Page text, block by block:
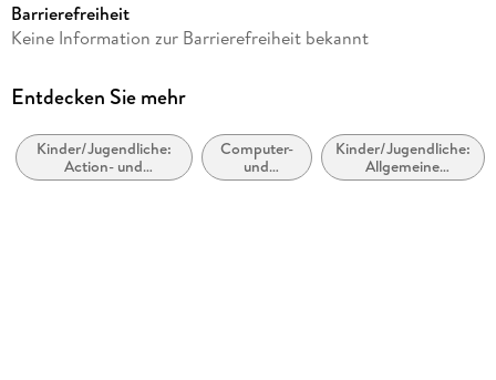
Altersempfehlung
Reihe
Autor/Autorin
Cube Kid
Barrierefreiheit
Keine Information zur Barrierefreiheit bekannt
Entdecken Sie mehr
Kinder/Jugendliche:
Action- und
Abenteuergeschichten
Computer-
und
Onlinespiele
Kinder/Jugendliche:
Allgemeine
Interessen: